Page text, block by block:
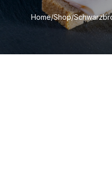
Home/Shop/